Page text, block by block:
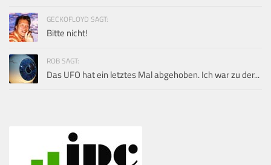
GECKOFLOYD SAGT:
Bitte nicht!
ROB SAGT:
Das UFO hat ein letztes Mal abgehoben. Ich war zu der...